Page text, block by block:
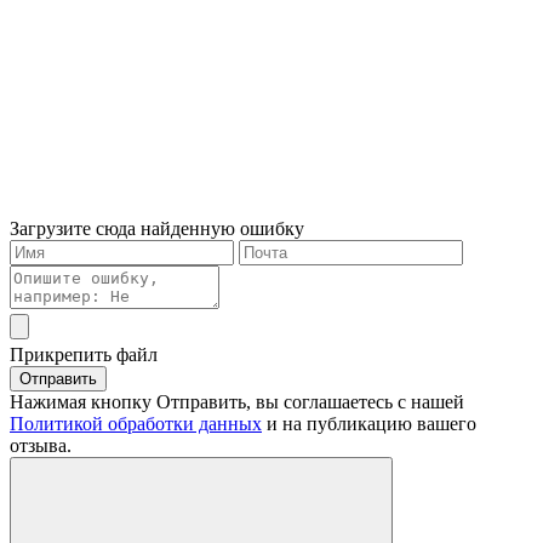
Загрузите сюда найденную ошибку
Прикрепить файл
Отправить
Нажимая кнопку Отправить, вы соглашаетесь с нашей
Политикой обработки данных и на публикацию вашего
отзыва.